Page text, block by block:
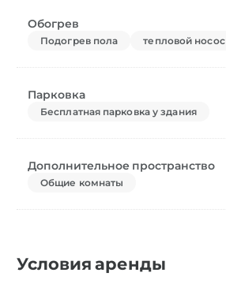
Обогрев
Подогрев пола тепловой носос
Парковка
Бесплатная парковка у здания
Дополнительное пространство
Общие комнаты
Условия аренды